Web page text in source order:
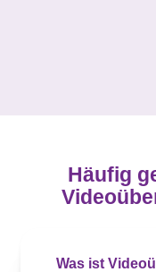
Häufig
Was ist